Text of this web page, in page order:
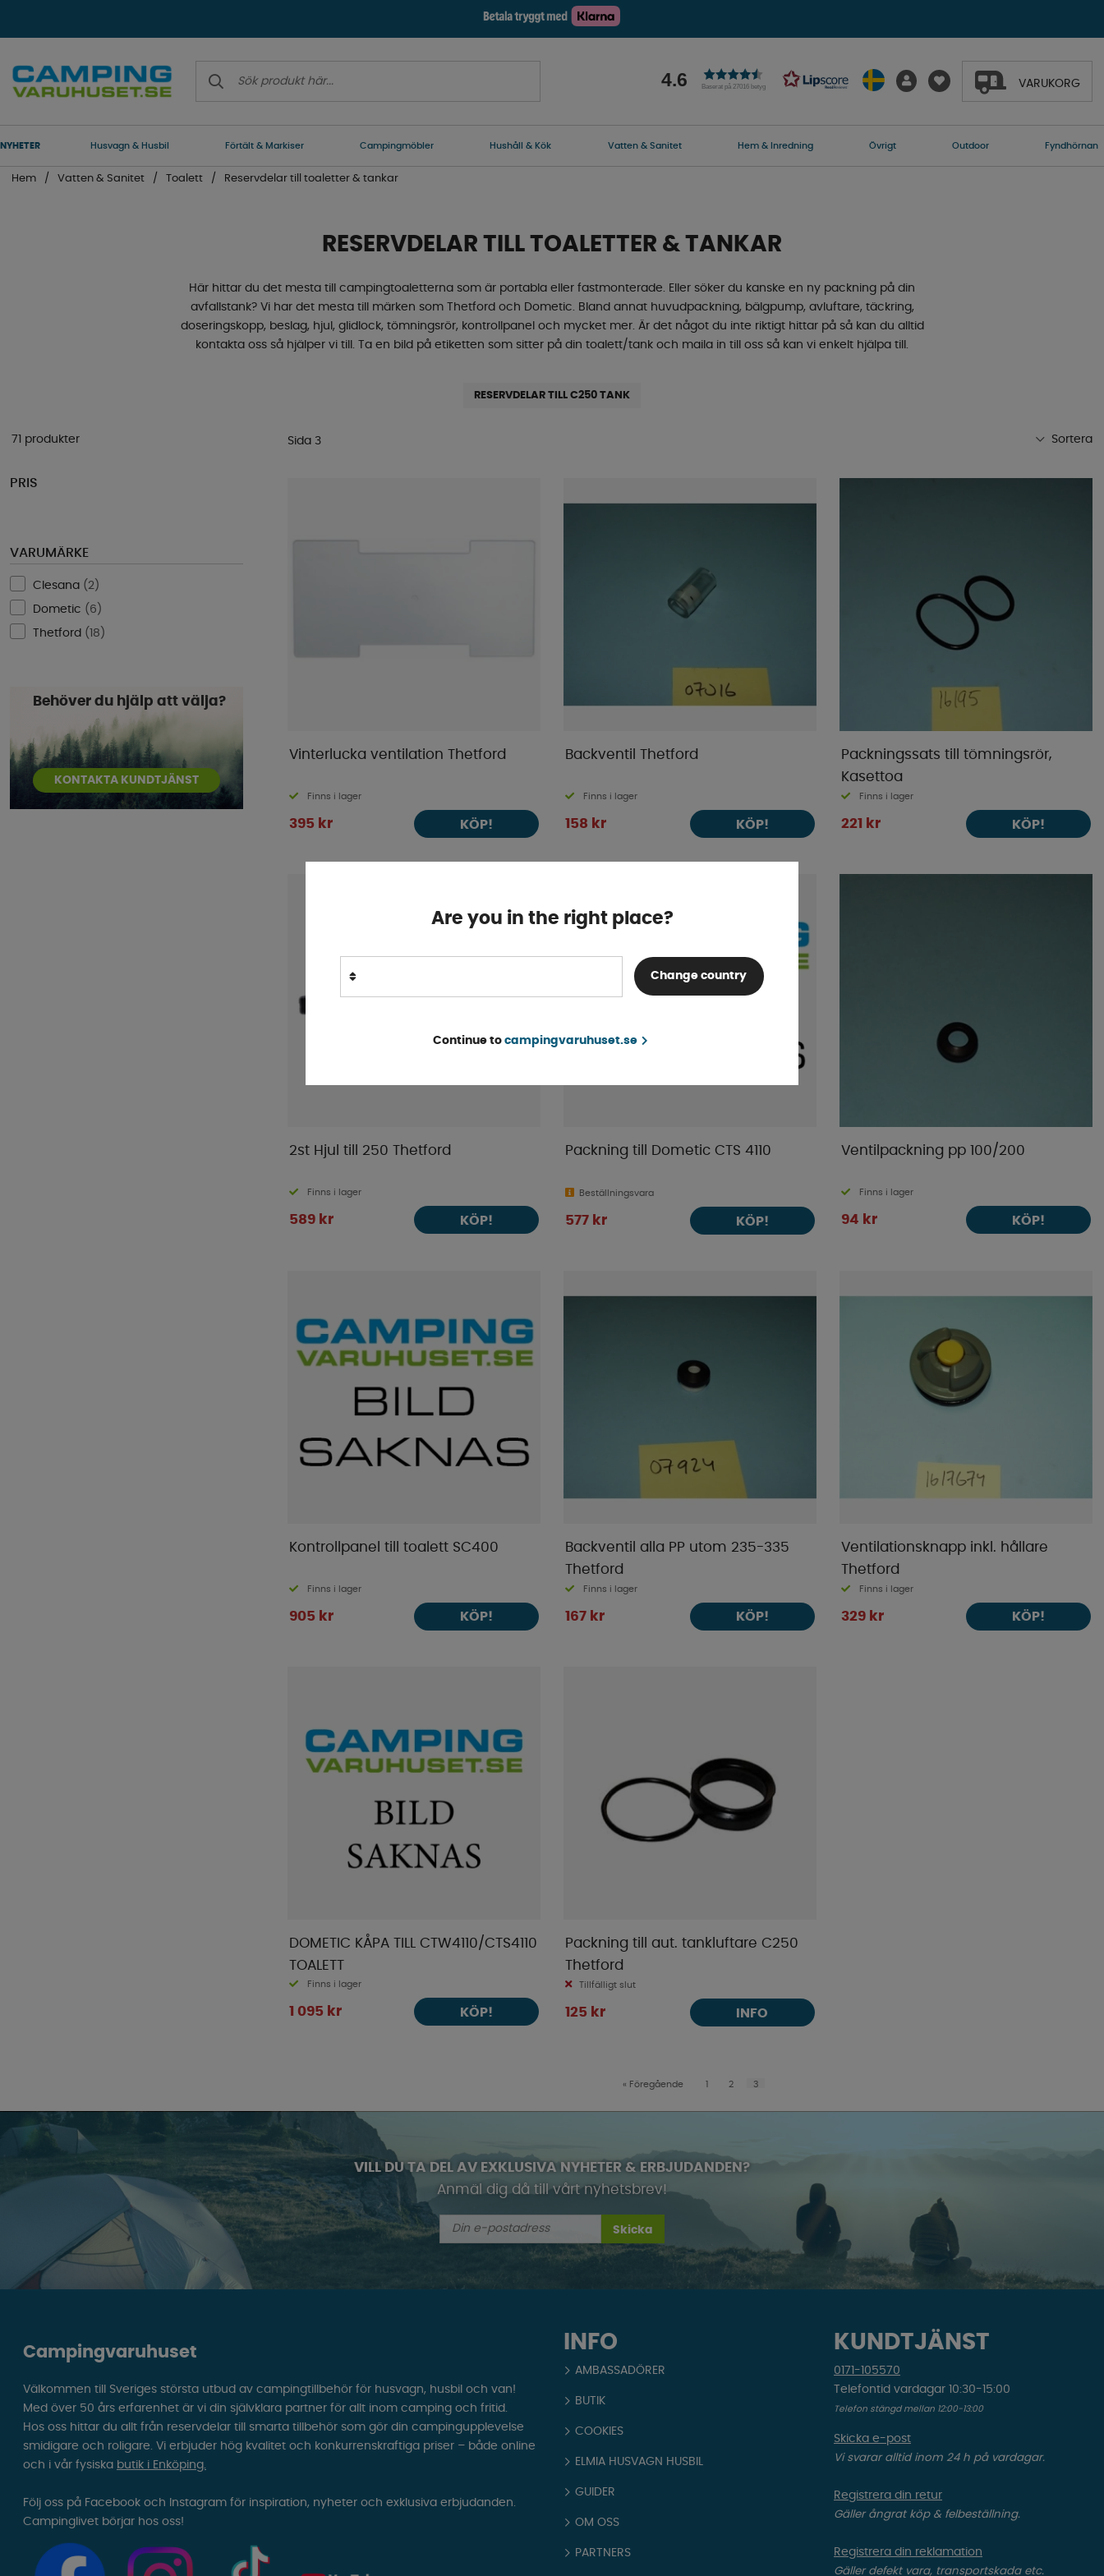
4.6 Baserat på 27016 betyg VARUKORG
NYHETER Husvagn & Husbil Förtält & Markiser Campingmöbler Hushåll & Kök Vatten & Sanitet Hem & Inredning Övrigt Outdoor Fyndhörnan
Hem Vatten & Sanitet Toalett Reservdelar till toaletter & tankar
RESERVDELAR TILL TOALETTER & TANKAR
Här hittar du det mesta till campingtoaletterna som är portabla eller fastmonterade. Eller söker du kanske en ny packning på din
avfallstank? Vi har det mesta till märken som Thetford och Dometic. Bland annat huvudpackning, bälgpump, avluftare, täckring,
doseringskopp, beslag, hjul, glidlock, tömningsrör, kontrollpanel och mycket mer. Är det något du inte riktigt hittar på så kan du alltid
kontakta oss så hjälper vi till. Ta en bild på etiketten som sitter på din toalett/tank och maila in till oss så kan vi enkelt hjälpa till.
RESERVDELAR TILL C250 TANK
Sortera
Mest populära
Högsta pris
Varumärke
Publiceringsdatum
71 produkter
PRIS
VARUMÄRKE
Clesana ( 2)
Dometic ( 6 )
Thetford ( 18 )
Behöver du hjälp att välja?
KONTAKTA KUNDTJÄNST
Sida 3
Vinterlucka ventilation Thetford
Finns i lager
395 kr KÖP!
Backventil Thetford
Finns i lager
158 kr KÖP!
Packningssats till tömningsrör,
Kasettoa
Finns i lager
221 kr KÖP!
2st Hjul till 250 Thetford
Finns i lager
589 kr KÖP!
Packning till Dometic CTS 4110
Beställningsvara
577 kr KÖP!
Ventilpackning pp 100/200
Finns i lager
94 kr KÖP!
Kontrollpanel till toalett SC400
Finns i lager
905 kr KÖP!
Backventil alla PP utom 235-335
Thetford
Finns i lager
167 kr KÖP!
Ventilationsknapp inkl. hållare
Thetford
Finns i lager
329 kr KÖP!
DOMETIC KÅPA TILL CTW4110/CTS4110
TOALETT
Finns i lager
1 095 kr KÖP!
Packning till aut. tankluftare C250
Thetford
Tillfälligt slut
125 kr INFO
« Föregående 1 2 3
Are you in the right place?
Change country
Continue to campingvaruhuset.se
VILL DU TA DEL AV EXKLUSIVA NYHETER & ERBJUDANDEN?
Anmäl dig då till vårt nyhetsbrev!
Skicka
INFO
AMBASSADÖRER
BUTIK
COOKIES
ELMIA HUSVAGN HUSBIL
GUIDER
OM OSS
PARTNERS
KUNDTJÄNST
0171-105570
Telefontid vardagar 10:30-15:00
Telefon stängd mellan 12:00-13:00
Skicka e-post
Vi svarar alltid inom 24 h på vardagar.
Registrera din retur
Gäller ångrat köp & felbeställning.
Registrera din reklamation
Gäller defekt vara, transportskada etc.
Campingvaruhuset
Välkommen till Sveriges största utbud av campingtillbehör för husvagn, husbil och van!
Med över 50 års erfarenhet är vi din självklara partner för allt inom camping och fritid.
Hos oss hittar du allt från reservdelar till smarta tillbehör som gör din campingupplevelse
smidigare och roligare. Vi erbjuder hög kvalitet och konkurrenskraftiga priser – både online
och i vår fysiska butik i Enköping.
Följ oss på Facebook och Instagram för inspiration, nyheter och exklusiva erbjudanden.
Campinglivet börjar hos oss!